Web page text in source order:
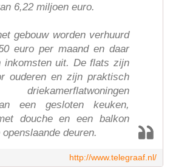
6,22 miljoen euro.
gebouw worden verhuurd
euro per maand en daar
inkomsten uit. De flats zijn
ouderen en zijn praktisch
een gesloten keuken,
douche en een balkon
deuren.
http://www.telegraaf.nl/